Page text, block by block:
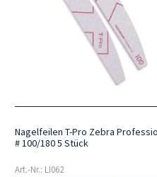
Nagelfeilen T-Pro Zebra
# 100/180 5 Stück
Art.-Nr.: LI062